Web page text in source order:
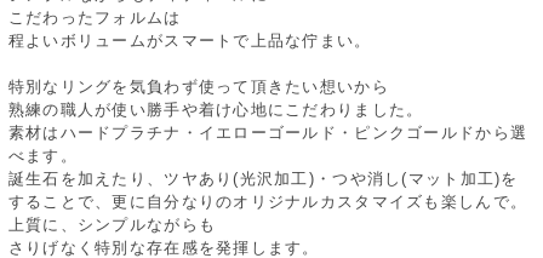
こだわったフォルムは
程よいボリュームがスマートで上品な佇まい。
特別なリングを気負わず使って頂きたい想いから
熟練の職人が使い勝手や着け心地にこだわりました。
素材はハードプラチナ・イエローゴールド・ピンクゴールドから選
べます。
誕生石を加えたり、ツヤあり(光沢加工)・つや消し(マット加工)を
することで、更に自分なりのオリジナルカスタマイズも楽しんで。
上質に、シンプルながらも
さりげなく特別な存在感を発揮します。